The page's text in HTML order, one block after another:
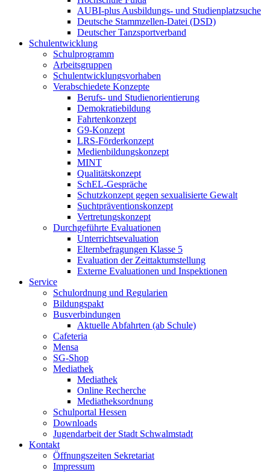
AUBI-plus Ausbildungs- und Studienplatzsuche
Deutsche Stammzellen-Datei (DSD)
Deutscher Tanzsportverband
Schulentwicklung
Schulprogramm
Arbeitsgruppen
Schulentwicklungsvorhaben
Verabschiedete Konzepte
Berufs- und Studienorientierung
Demokratiebildung
Fahrtenkonzept
G9-Konzept
LRS-Förderkonzept
Medienbildungskonzept
MINT
Qualitätskonzept
SchEL-Gespräche
Schutzkonzept gegen sexualisierte Gewalt
Suchtpräventionskonzept
Vertretungskonzept
Durchgeführte Evaluationen
Unterrichtsevaluation
Elternbefragungen Klasse 5
Evaluation der Zeittaktumstellung
Externe Evaluationen und Inspektionen
Service
Schulordnung und Regularien
Bildungspakt
Busverbindungen
Aktuelle Abfahrten (ab Schule)
Cafeteria
Mensa
SG-Shop
Mediathek
Mediathek
Online Recherche
Mediatheksordnung
Schulportal Hessen
Downloads
Jugendarbeit der Stadt Schwalmstadt
Kontakt
Öffnungszeiten Sekretariat
Impressum